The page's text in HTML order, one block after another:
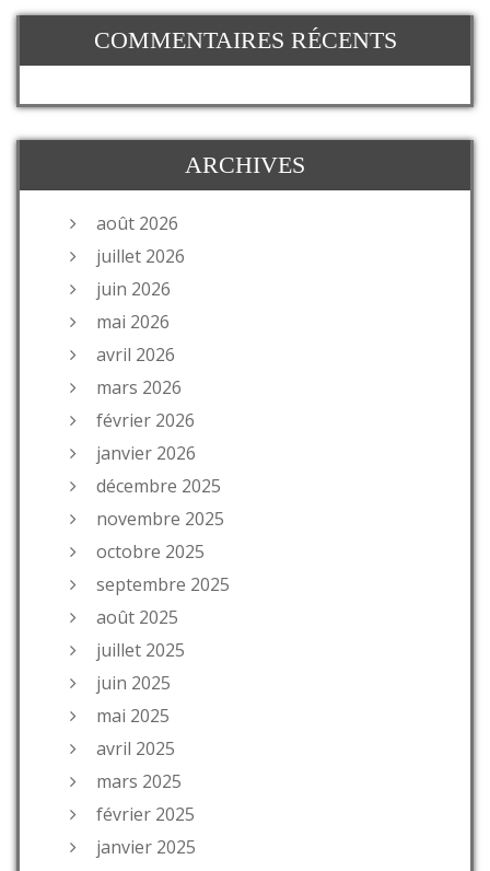
COMMENTAIRES RÉCENTS
ARCHIVES
août 2026
juillet 2026
juin 2026
mai 2026
avril 2026
mars 2026
février 2026
janvier 2026
décembre 2025
novembre 2025
octobre 2025
septembre 2025
août 2025
juillet 2025
juin 2025
mai 2025
avril 2025
mars 2025
février 2025
janvier 2025